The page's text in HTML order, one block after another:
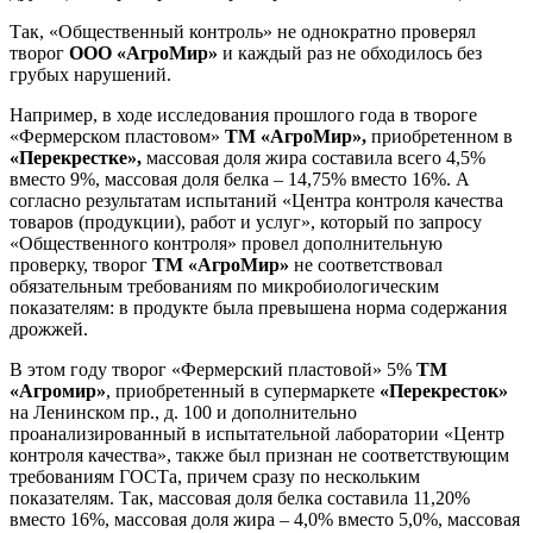
Так, «Общественный контроль» не однократно проверял
творог ООО «АгроМир» и каждый раз не обходилось без
грубых нарушений.
Например, в ходе исследования прошлого года в твороге
«Фермерском пластовом» ТМ «АгроМир», приобретенном в
«Перекрестке», массовая доля жира составила всего 4,5%
вместо 9%, массовая доля белка – 14,75% вместо 16%. А
согласно результатам испытаний «Центра контроля качества
товаров (продукции), работ и услуг», который по запросу
«Общественного контроля» провел дополнительную
проверку, творог ТМ «АгроМир» не соответствовал
обязательным требованиям по микробиологическим
показателям: в продукте была превышена норма содержания
дрожжей.
В этом году творог «Фермерский пластовой» 5% ТМ
«Агромир», приобретенный в супермаркете «Перекресток»
на Ленинском пр., д. 100 и дополнительно
проанализированный в испытательной лаборатории «Центр
контроля качества», также был признан не соответствующим
требованиям ГОСТа, причем сразу по нескольким
показателям. Так, массовая доля белка составила 11,20%
вместо 16%, массовая доля жира – 4,0% вместо 5,0%, массовая